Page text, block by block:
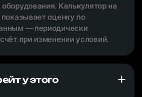
Калькулятор на
показывает оценку по
— периодически
при изменении условий.
у этого